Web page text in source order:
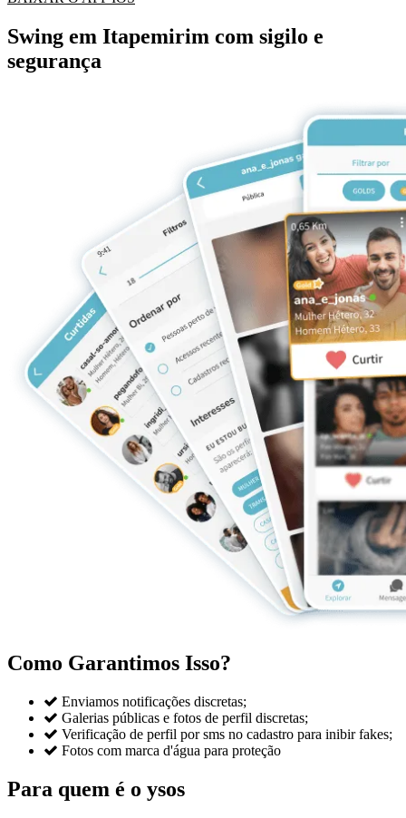
Swing em Itapemirim com sigilo e
segurança
Como Garantimos Isso?
 Enviamos notificações discretas;
 Galerias públicas e fotos de perfil discretas;
 Verificação de perfil por sms no cadastro para inibir fakes;
 Fotos com marca d'água para proteção
Para quem é o ysos